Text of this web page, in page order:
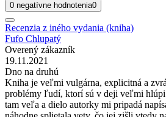
0 negatívne hodnotenia0
Recenzia z iného vydania (kniha)
Fufo Chlupatý
Overený zákazník
19.11.2021
Dno na druhú
Kniha je veľmi vulgárna, explicitná a
problémy ľudí, ktorí sú v deji veľmi
tam veľa a dielo autorky mi pripadá